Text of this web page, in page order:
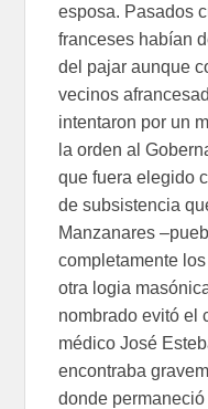
esposa. Pasados
franceses habían
del pajar aunque
vecinos
intentaron por un
la orden al
que fuera elegido
de subsistencia
Manzanares
completamente
otra logia
nombrado evitó el
médico José
encontraba
donde